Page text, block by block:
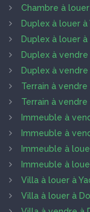
Chambre à
Duplex à louer à
Duplex à louer à
Duplex à
Duplex à vendre
Terrain à vendre
Terrain à vendre
Immeuble à
Immeuble à
Immeuble à
Immeuble à
Villa à louer à
Villa à louer à